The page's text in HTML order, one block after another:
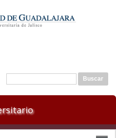
Formulario de búsqueda
Buscar